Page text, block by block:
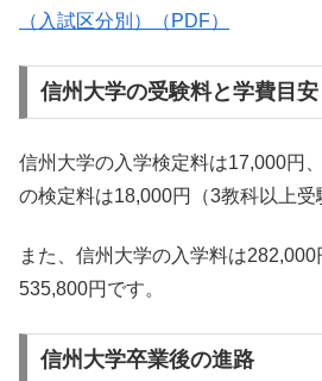
（入試区分別）（PDF）
信州大学の受験料と学費目安
信州大学の入学検定料は17,000円
の検定料は18,000円（3教科以上受
また、信州大学の入学料は
535,800円です。
信州大学卒業後の進路